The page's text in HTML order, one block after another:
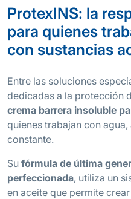
ProtexINS: la
para quienes
con sustancias
Entre las soluciones
dedicadas a la protección
crema barrera insoluble
quienes trabajan con
constante.
Su fórmula de última
perfeccionada, utiliza un
en aceite que permite crear